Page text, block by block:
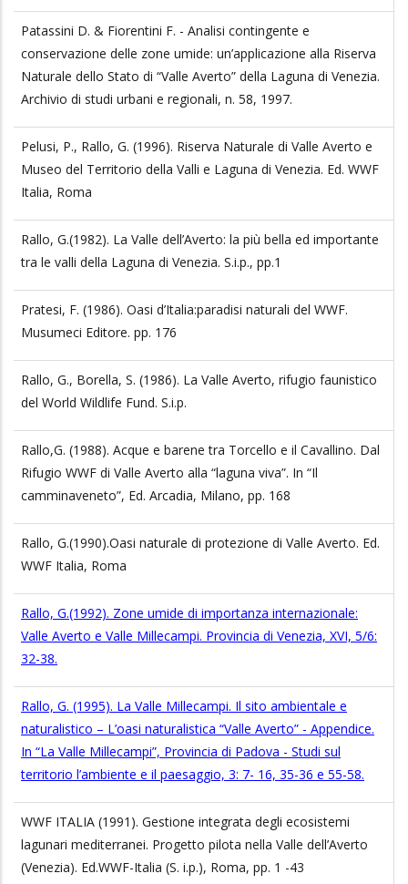
Patassini D. & Fiorentini F. - Analisi contingente e
conservazione delle zone umide: un’applicazione alla Riserva
Naturale dello Stato di “Valle Averto” della Laguna di Venezia.
Archivio di studi urbani e regionali, n. 58, 1997.
Pelusi, P., Rallo, G. (1996). Riserva Naturale di Valle Averto e
Museo del Territorio della Valli e Laguna di Venezia. Ed. WWF
Italia, Roma
Rallo, G.(1982). La Valle dell’Averto: la più bella ed importante
tra le valli della Laguna di Venezia. S.i.p., pp.1
Pratesi, F. (1986). Oasi d’Italia:paradisi naturali del WWF.
Musumeci Editore. pp. 176
Rallo, G., Borella, S. (1986). La Valle Averto, rifugio faunistico
del World Wildlife Fund. S.i.p.
Rallo,G. (1988). Acque e barene tra Torcello e il Cavallino. Dal
Rifugio WWF di Valle Averto alla “laguna viva”. In “Il
camminaveneto”, Ed. Arcadia, Milano, pp. 168
Rallo, G.(1990).Oasi naturale di protezione di Valle Averto. Ed.
WWF Italia, Roma
Rallo, G.(1992). Zone umide di importanza internazionale:
Valle Averto e Valle Millecampi. Provincia di Venezia, XVI, 5/6:
32-38.
Rallo, G. (1995). La Valle Millecampi. Il sito ambientale e
naturalistico – L’oasi naturalistica “Valle Averto” - Appendice.
In “La Valle Millecampi”, Provincia di Padova - Studi sul
territorio l’ambiente e il paesaggio, 3: 7- 16, 35-36 e 55-58.
WWF ITALIA (1991). Gestione integrata degli ecosistemi
lagunari mediterranei. Progetto pilota nella Valle dell’Averto
(Venezia). Ed.WWF-Italia (S. i.p.), Roma, pp. 1 -43